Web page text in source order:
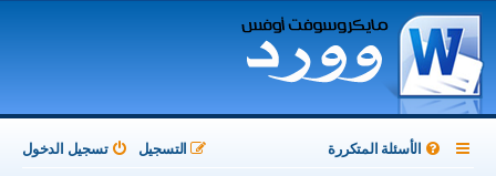
الأسئلة المتكررة تسجيل الدخول
التسجيل